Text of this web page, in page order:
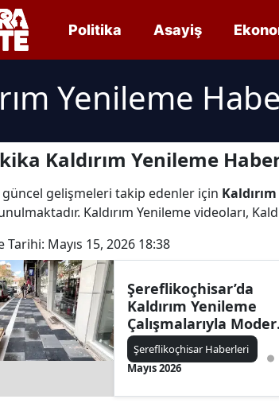
Politika Asayiş
Yenileme
Kaldırım Yenileme
güncel gelişmeleri takip edenler için
Kaldırım Yenileme videoları,
Tarihi: Mayıs 15, 2026 18:38
Şereflikoçhisar’da
Kaldırım Yenileme
Çalışmalarıyla
Görünüm
Şereflikoçhisar Haberleri
Mayıs 2026